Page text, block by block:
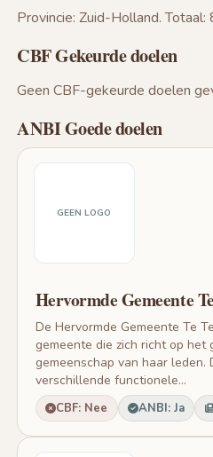
Provincie: Zuid-Holland. Totaal:
CBF Gekeurde doelen
Geen CBF-gekeurde doelen
ANBI Goede doelen
GEEN LOGO
Hervormde Gemeente
De Hervormde Gemeente Te
gemeente die zich richt op het
gemeenschap van haar leden.
verschillende functionele...
CBF: Nee ANBI: Ja